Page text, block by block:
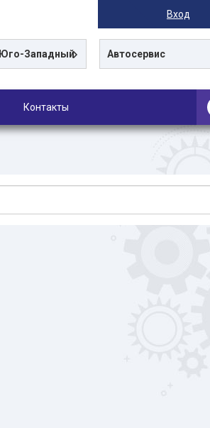
Вход
Юго-Западный Автосервис
Контакты